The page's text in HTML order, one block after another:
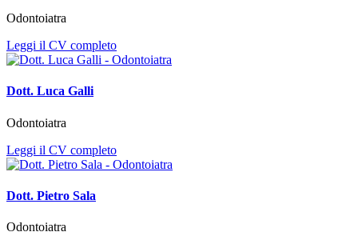
Odontoiatra
Leggi il CV completo
Dott. Luca Galli
Odontoiatra
Leggi il CV completo
Dott. Pietro Sala
Odontoiatra